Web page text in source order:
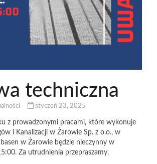
techniczna
styczeń 23, 2025
z prowadzonymi pracami, które wykonuje
i Kanalizacji w Żarowie Sp. z o.o., w
w Żarowie będzie nieczynny w
Za utrudnienia przepraszamy.